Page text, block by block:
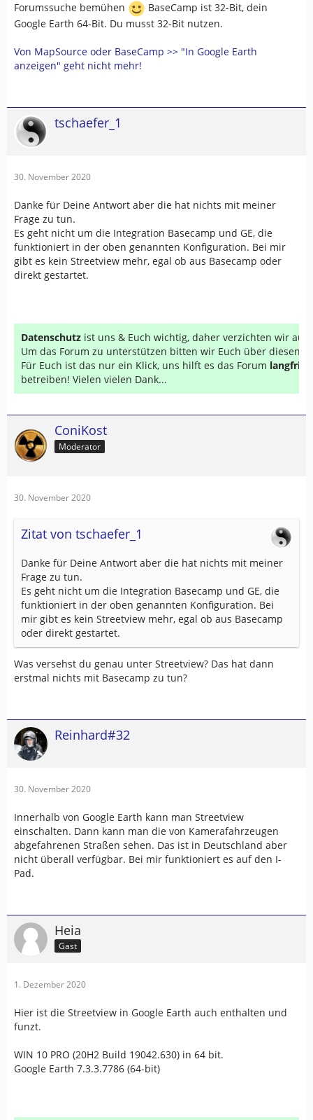
Forumssuche bemühen
BaseCamp ist 32-Bit, dein
Google Earth 64-Bit. Du musst 32-Bit nutzen.
Von MapSource oder BaseCamp >> "In Google Earth
anzeigen" geht nicht mehr!
tschaefer_1
30. November 2020
Danke für Deine Antwort aber die hat nichts mit meiner
Frage zu tun.
Es geht nicht um die Integration Basecamp und GE, die
funktioniert in der oben genannten Konfiguration. Bei mir
gibt es kein Streetview mehr, egal ob aus Basecamp oder
direkt gestartet.
Datenschutz ist uns & Euch wichtig, daher verzichten wir auf
Um das Forum zu unterstützen bitten wir Euch über diesen
Für Euch ist das nur ein Klick, uns hilft es das Forum
betreiben! Vielen vielen Dank...
ConiKost
Moderator
30. November 2020
Zitat von tschaefer_1
Danke für Deine Antwort aber die hat nichts mit meiner
Frage zu tun.
Es geht nicht um die Integration Basecamp und GE, die
funktioniert in der oben genannten Konfiguration. Bei
mir gibt es kein Streetview mehr, egal ob aus Basecamp
oder direkt gestartet.
Was versehst du genau unter Streetview? Das hat dann
erstmal nichts mit Basecamp zu tun?
Reinhard#32
30. November 2020
Innerhalb von Google Earth kann man Streetview
einschalten. Dann kann man die von Kamerafahrzeugen
abgefahrenen Straßen sehen. Das ist in Deutschland aber
nicht überall verfügbar. Bei mir funktioniert es auf den I-
Pad.
Heia
Gast
1. Dezember 2020
Hier ist die Streetview in Google Earth auch enthalten und
funzt.
WIN 10 PRO (20H2 Build 19042.630) in 64 bit.
Google Earth 7.3.3.7786 (64-bit)